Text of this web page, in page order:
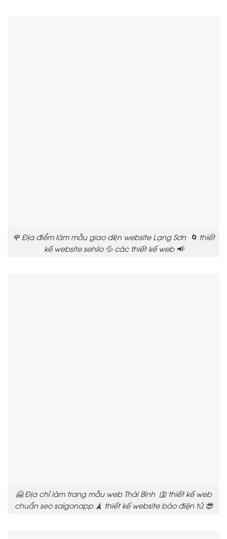
🌹 Địa điểm làm mẫu giao diện website Lạng Sơn 🌀 thiết
kế website sehilo 💦 các thiết kế web 📢
🤗 Địa chỉ làm trang mẫu web Thái Bình 🛐 thiết kế web
chuẩn seo saigonapp 🗼 thiết kế website báo điện tử 😎